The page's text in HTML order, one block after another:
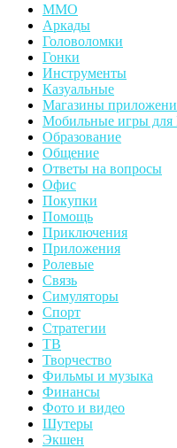
MMO
Аркады
Головоломки
Гонки
Инструменты
Казуальные
Магазины
Мобильные игры
Образование
Общение
Ответы на вопросы
Офис
Покупки
Помощь
Приключения
Приложения
Ролевые
Связь
Симуляторы
Спорт
Стратегии
ТВ
Творчество
Фильмы и музыка
Финансы
Фото и видео
Шутеры
Экшен